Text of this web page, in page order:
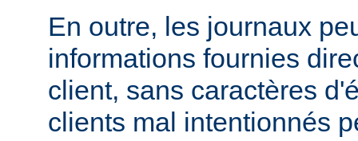
En outre, les journaux
informations fournies
client, sans caractères
clients mal intentionnés